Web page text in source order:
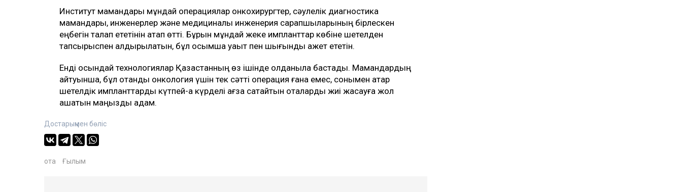
Институт мамандары мұндай операциялар онкохирургтер, сәулелік диагностика
мамандары, инженерлер және медициналық инженерия сарапшыларының бірлескен
еңбегін талап ететінін атап өтті. Бұрын мұндай жеке импланттар көбіне шетелден
тапсырыспен алдырылатын, бұл қосымша уақыт пен шығынды қажет ететін.
Енді осындай технологиялар Қазақстанның өз ішінде қолданыла бастады. Мамандардың
айтуынша, бұл отандық онкология үшін тек сәтті операция ғана емес, сонымен қатар
шетелдік импланттарды күтпей-ақ күрделі ағза сақтайтын оталарды жиі жасауға жол
ашатын маңызды қадам.
Достарыңмен бөліс
ота Ғылым